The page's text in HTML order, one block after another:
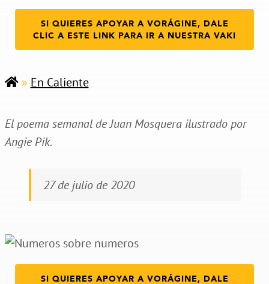
SI QUIERES APOYAR A VORÁGINE, DALE
CLIC A ESTE LINK PARA IR A NUESTRA VAKI
» En Caliente
El poema semanal de Juan Mosquera ilustrado por
Angie Pik.
27 de julio de 2020
SI QUIERES APOYAR A VORÁGINE, DALE